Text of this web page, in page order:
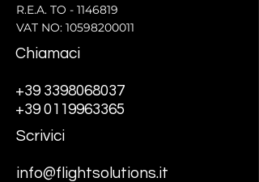
R.E.A. TO - 1146819
VAT NO: 10598200011
Chiamaci
+39 3398068037
+39 0119963365
Scrivici
info@flightsolutions.it